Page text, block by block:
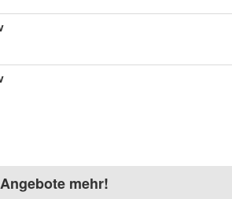
mehr!